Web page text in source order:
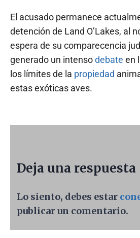
El acusado permanece
detención de Land O’Lakes, al
espera de su comparecencia
generado un intensodebate en
los límites de la propiedad
estas exóticas aves.
Deja una respuesta
Lo siento, debes estar
publicar un comentario.